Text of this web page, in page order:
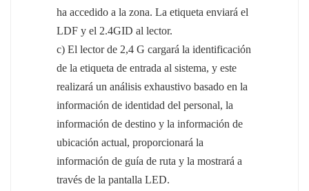
ha accedido a la zona. La etiqueta enviará el
LDF y el 2.4GID al lector.
c) El lector de 2,4 G cargará la identificación
de la etiqueta de entrada al sistema, y ​​este
realizará un análisis exhaustivo basado en la
información de identidad del personal, la
información de destino y la información de
ubicación actual, proporcionará la
información de guía de ruta y la mostrará a
través de la pantalla LED.